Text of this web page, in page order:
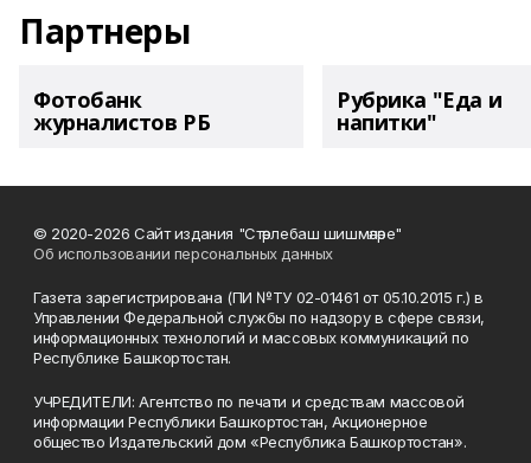
Партнеры
Фотобанк
журналистов РБ
Рубрика "Еда и
напитки"
© 2020-2026 Сайт издания "Стәрлебаш шишмәләре"
Об использовании персональных данных
Газета зарегистрирована (ПИ №ТУ 02-01461 от 05.10.2015 г.) в
Управлении Федеральной службы по надзору в сфере связи,
информационных технологий и массовых коммуникаций по
Республике Башкортостан.
УЧРЕДИТЕЛИ: Агентство по печати и средствам массовой
информации Республики Башкортостан, Акционерное
общество Издательский дом «Республика Башкортостан».